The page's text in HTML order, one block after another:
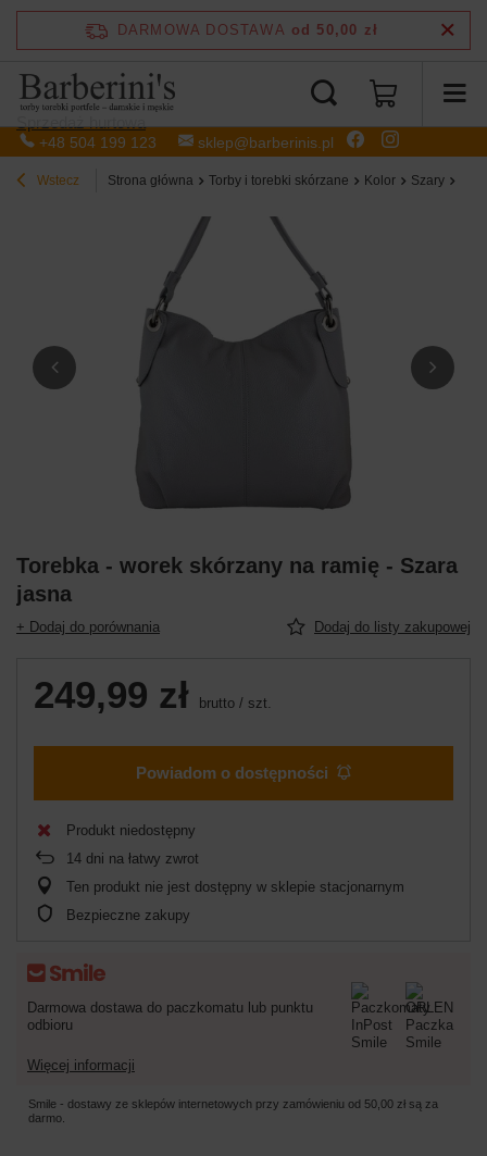
+48 504 199 123 sklep@barberinis.pl
DARMOWA DOSTAWA od 50,00 zł
Wstecz Strona główna Torby i torebki skórzane Kolor Szary
Torebka - worek skórzany na ramię - Szara
jasna
+ Dodaj do porównania Dodaj do listy zakupowej
249,99 zł brutto / szt.
Powiadom o dostępności
Produkt niedostępny
14 dni na łatwy zwrot
Ten produkt nie jest dostępny w sklepie stacjonarnym
Bezpieczne zakupy
Darmowa dostawa do paczkomatu lub punktu
odbioru
Więcej informacji
Smile - dostawy ze sklepów internetowych przy zamówieniu od 50,00 zł są za
darmo.